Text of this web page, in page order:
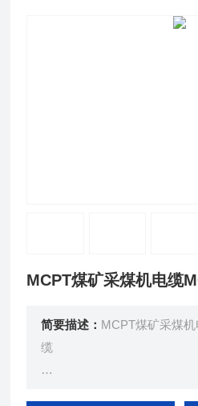
MCPT煤矿采煤机电缆
简要描述： MCPT煤矿采煤
缆